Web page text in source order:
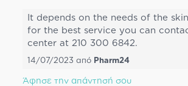
Ιt depends on the needs of the
for the best service you can
center at 210 300 6842.
14/07/2023 από Pharm24
Άφησε την απάντησή σου